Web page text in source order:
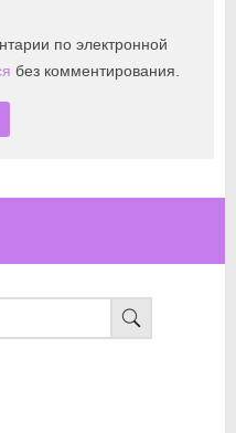
по электронной
без комментирования.